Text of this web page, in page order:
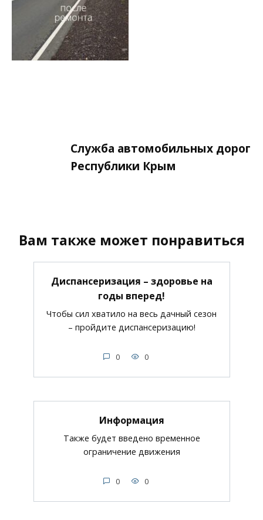
Служба автомобильных дорог
Республики Крым
Вам также может понравиться
Диспансеризация – здоровье на
годы вперед!
Чтобы сил хватило на весь дачный сезон
– пройдите диспансеризацию!
0 0
Информация
Также будет введено временное
ограничение движения
0 0